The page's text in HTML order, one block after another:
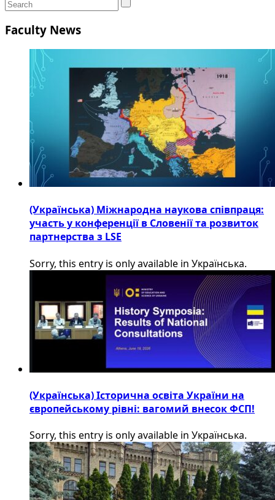
Faculty News
(Українська) Міжнародна наукова співпраця:
участь у конференції в Словенії та розвиток
партнерства з LSE
Sorry, this entry is only available in Українська.
(Українська) Історична освіта України на
європейському рівні: вагомий внесок ФСП!
Sorry, this entry is only available in Українська.